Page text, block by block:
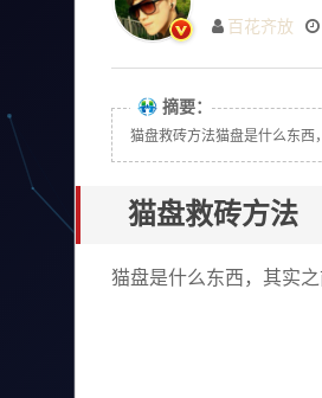
百花齐放
摘要：
猫盘救砖方法猫盘是什么东西
猫盘救砖方法
猫盘是什么东西，其实